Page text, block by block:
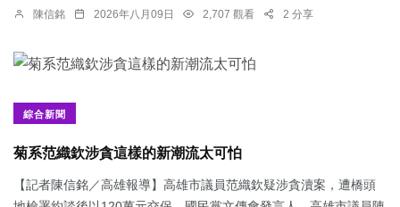
陳信銘 2026年八月09日 2,707 觀看 2 分享
綜合新聞
菊系范織欽涉貪這樣的新潮流太可怕
【記者陳信銘／高雄報導】高雄市議員范織欽疑涉貪瀆案，遭橋頭